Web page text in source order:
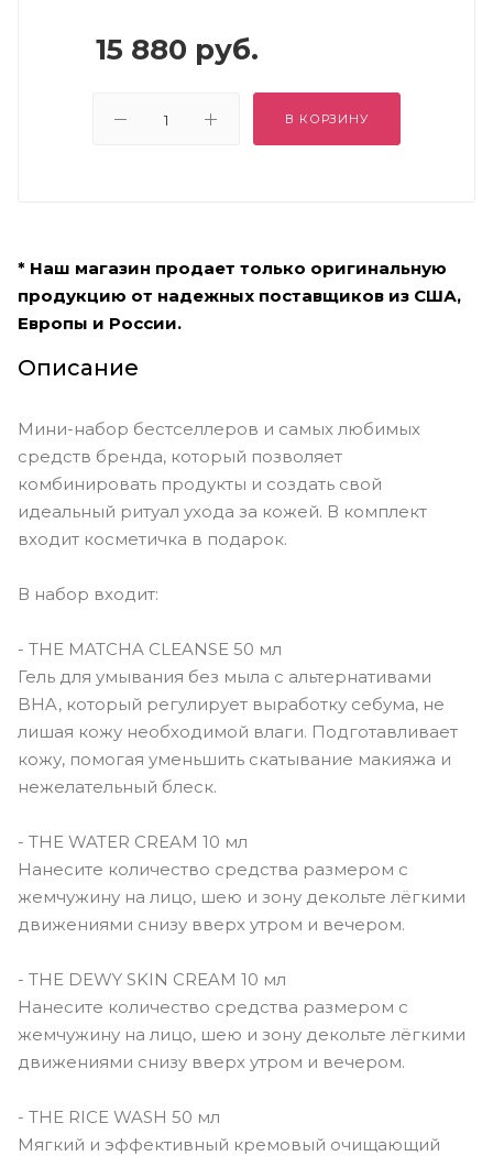
15 880 руб.
В КОРЗИНУ
* Наш магазин продает только оригинальную
продукцию от надежных поставщиков из США,
Европы и России.
Описание
Мини-набор бестселлеров и самых любимых
средств бренда, который позволяет
комбинировать продукты и создать свой
идеальный ритуал ухода за кожей. В комплект
входит косметичка в подарок.
В набор входит:
- THE MATCHA CLEANSE 50 мл
Гель для умывания без мыла с альтернативами
BHA, который регулирует выработку себума, не
лишая кожу необходимой влаги. Подготавливает
кожу, помогая уменьшить скатывание макияжа и
нежелательный блеск.
- THE WATER CREAM 10 мл
Нанесите количество средства размером с
жемчужину на лицо, шею и зону декольте лёгкими
движениями снизу вверх утром и вечером.
- THE DEWY SKIN CREAM 10 мл
Нанесите количество средства размером с
жемчужину на лицо, шею и зону декольте лёгкими
движениями снизу вверх утром и вечером.
- THE RICE WASH 50 мл
Мягкий и эффективный кремовый очищающий